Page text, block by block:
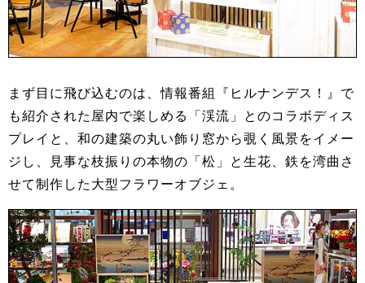
まず目に飛び込むのは、情報番組『ヒルナンデス！』で
も紹介された屋内で楽しめる「渓流」とのコラボディス
プレイと、和の建築の丸い飾り窓から覗く風景をイメー
ジし、見事な枝振りの本物の「松」と生花、鉄を湾曲さ
せて制作した大型フラワーオブジェ。